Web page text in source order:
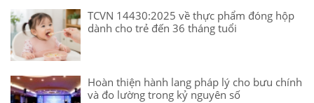
TCVN 14430:2025 về thực phẩm đóng hộp
dành cho trẻ đến 36 tháng tuổi
Hoàn thiện hành lang pháp lý cho bưu chính
và đo lường trong kỷ nguyên số